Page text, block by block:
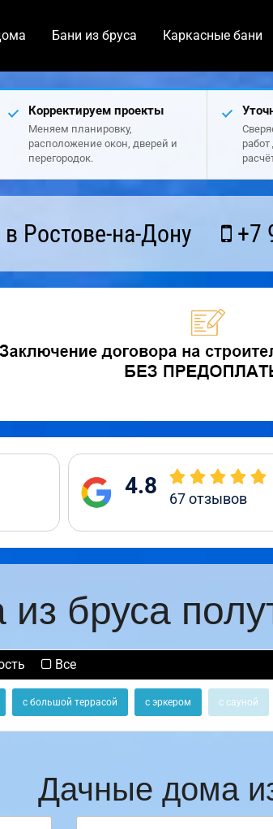
Бани из бруса Каркасные бани
Корректируем проекты
Меняем планировку,
расположение окон, дверей и
перегородок.
Ростове-на-Дону +7
4.8 67отзывов
бруса
Все
с большой террасой с эркером с сауной
Дачные дома